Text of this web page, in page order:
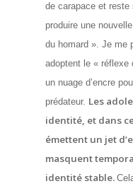
de carapace et reste
produire une
du homard ». Je me
adoptent le « réflexe
un nuage d’encre
prédateur. Les
identité, et dans
émettent un jet
masquent
identité stable.